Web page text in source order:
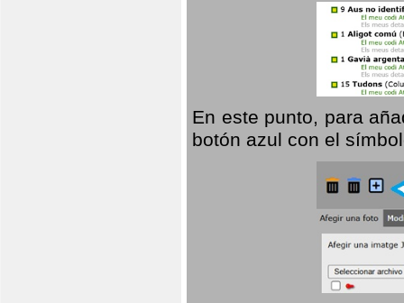
En este punto, para
botón azul con el